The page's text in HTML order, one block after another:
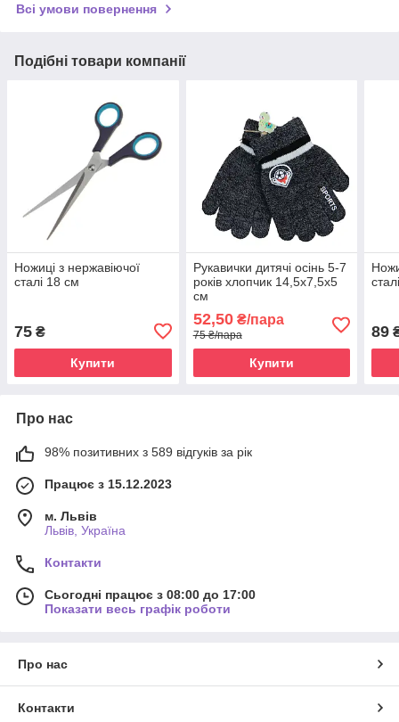
Всі умови повернення
Подібні товари компанії
Ножиці з нержавіючої
сталі 18 см
75 ₴
Купити
Рукавички дитячі осінь 5-7
років хлопчик 14,5х7,5х5
см
52,50₴/пара
75 ₴/пара
Купити
89
Про нас
98% позитивних з 589 відгуків за рік
Працює з 15.12.2023
м. Львів
Львів, Україна
Контакти
Сьогодні працює з 08:00 до 17:00
Показати весь графік роботи
Про нас
Контакти